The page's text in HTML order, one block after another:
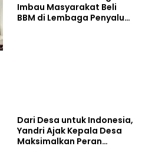
Imbau Masyarakat Beli
BBM di Lembaga Penyalur
Dari Desa untuk Indonesia,
Yandri Ajak Kepala Desa
Maksimalkan Peran